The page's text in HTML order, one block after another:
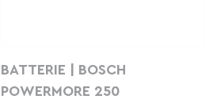
BATTERIE | BOSCH
POWERMORE 250